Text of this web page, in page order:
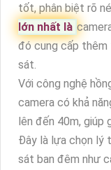
tốt, phân biệt rõ
lớn nhất là
đó cung cấp thêm
sát.
Với công nghệ
camera có khả
lên đến 40m, giúp
Đây là lựa chọn lý
sát ban đêm như